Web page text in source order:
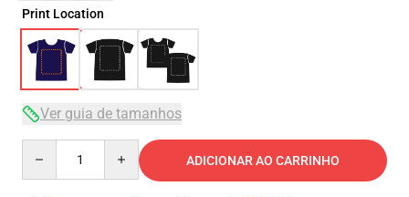
Print Location
Ver guia de tamanhos
ADICIONAR AO CARRINHO